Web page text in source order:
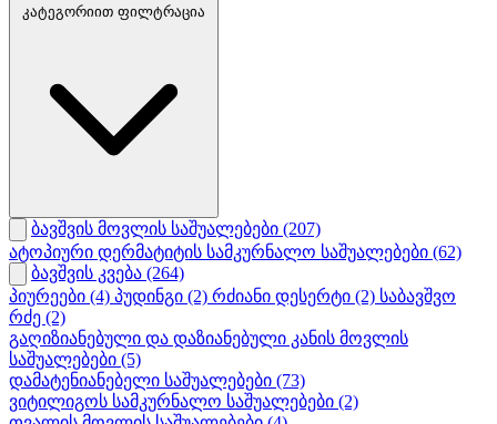
კატეგორიით ფილტრაცია
ბავშვის მოვლის საშუალებები (207)
ატოპიური დერმატიტის სამკურნალო საშუალებები (62)
ბავშვის კვება (264)
პიურეები (4) პუდინგი (2) რძიანი დესერტი (2) საბავშვო
რძე (2)
გაღიზიანებული და დაზიანებული კანის მოვლის
საშუალებები (5)
დამატენიანებელი საშუალებები (73)
ვიტილიგოს სამკურნალო საშუალებები (2)